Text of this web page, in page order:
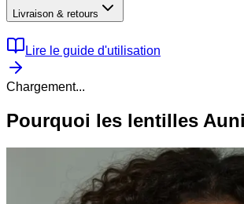
Livraison & retours
Lire le guide d'utilisation
Chargement...
Pourquoi les lentilles